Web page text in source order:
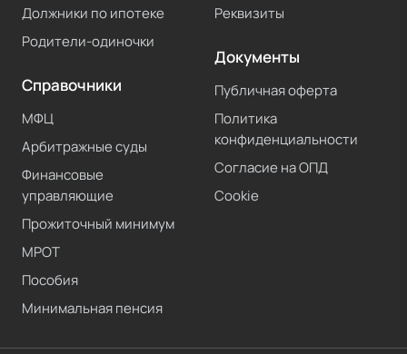
Должники по ипотеке
Родители-одиночки
Справочники
МФЦ
Арбитражные суды
Финансовые
управляющие
Прожиточный минимум
МРОТ
Пособия
Минимальная пенсия
Реквизиты
Документы
Публичная оферта
Политика
конфиденциальности
Согласие на ОПД
Cookie